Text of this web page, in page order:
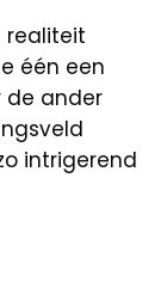
realiteit
één een
de ander
intrigerend